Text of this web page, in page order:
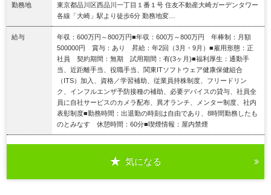
勤務地
東京都品川区西品川一丁目１番１号 住友不動産大崎ガーデンタワー
各線「大崎」駅より徒歩6分 勤務地変…
給与
年収：600万円～800万円■年収：600万～800万円 年棒制：月額
500000円 賞与：あり 昇給：年2回（3月・9月）■雇用形態：正
社員 契約期間：無期 試用期間：有(3ヶ月)■福利厚生：通勤手
当、近距離手当、役職手当、関東ITソフトウェア健康保健組合
（ITS）加入、資格／学習補助、従業員持株制度、フリードリン
ク、インフルエンザ予防接種の補助、必要デバイスの貸与、社員全
員に自社サービスのカメラ配布、異才ランチ、メンター制度、社内
表彰制度■勤務時間：出退勤の時刻は自由であり、8時間勤務したも
のとみなす 休憩時間：60分■喫煙情報：屋内禁煙
気になる